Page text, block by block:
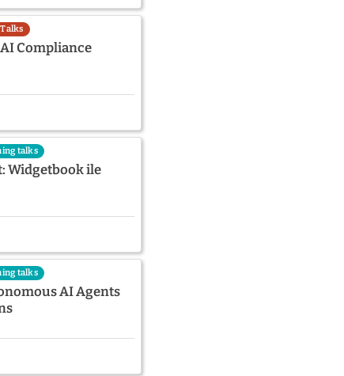
Talks
Compliance
talks
Widgetbook ile
talks
AI Agents